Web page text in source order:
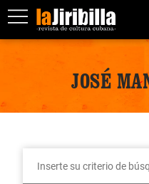
JOSÉ